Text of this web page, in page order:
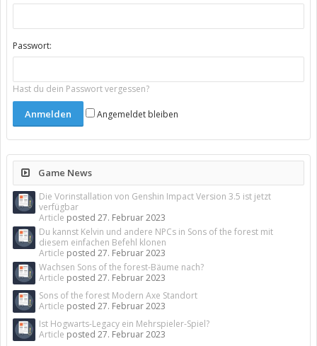
Passwort:
Hast du dein Passwort vergessen?
Angemeldet bleiben
Game News
Die Vorinstallation von Genshin Impact Version 3.5 ist jetzt
verfügbar
Article posted 27. Februar 2023
Du kannst Kelvin und andere NPCs in Sons of the forest mit
diesem einfachen Befehl klonen
Article posted 27. Februar 2023
Wachsen Sons of the forest-Bäume nach?
Article posted 27. Februar 2023
Sons of the forest Modern Axe Standort
Article posted 27. Februar 2023
Ist Hogwarts-Legacy ein Mehrspieler-Spiel?
Article posted 27. Februar 2023